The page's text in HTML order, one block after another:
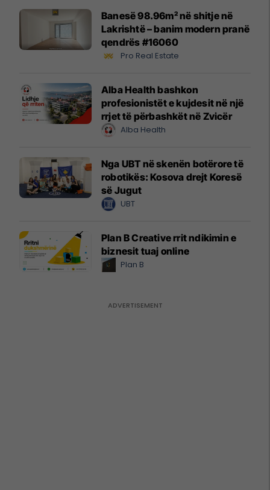
Banesë 98.96m² në shitje në
Lakrishtë – banim modern pranë
qendrës #16060
Pro Real Estate
Alba Health bashkon
profesionistët e kujdesit në një
rrjet të përbashkët në Zvicër
Alba Health
Nga UBT në skenën botërore të
robotikës: Kosova drejt Koresë
së Jugut
UBT
Plan B Creative rrit ndikimin e
biznesit tuaj online
Plan B